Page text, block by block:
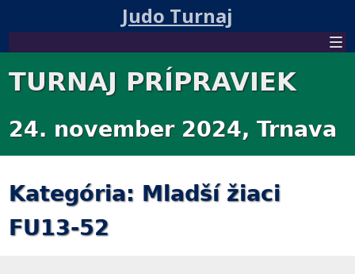
Judo Turnaj
TURNAJ PRÍPRAVIEK
24. november 2024, Trnava
Kategória: Mladší žiaci
FU13-52